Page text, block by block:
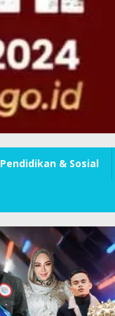
Pendidikan & Sosial